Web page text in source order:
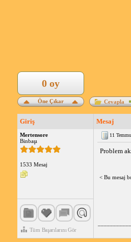
Öne Çıkar
0 oy
Cevapla
Giriş Mesaj
Mertensore
Binbaşı
1533 Mesaj
Tüm Başarılarını Gör
11
Problem
< Bu mesaj